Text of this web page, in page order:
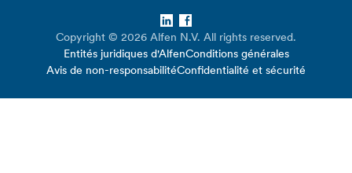
Copyright © 2026 Alfen N.V. All rights reserved.
Entités juridiques d'AlfenConditions générales
Avis de non-responsabilitéConfidentialité et sécurité
LinkedIn